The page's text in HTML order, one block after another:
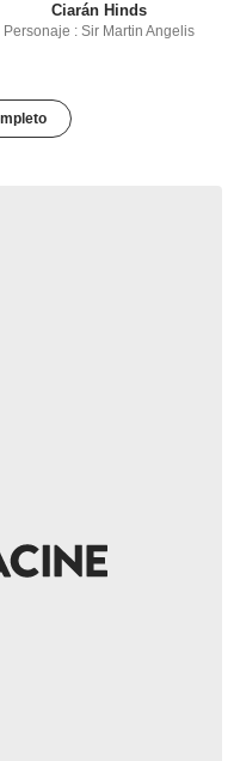
Ciarán Hinds
Personaje : Sir Martin Angelis